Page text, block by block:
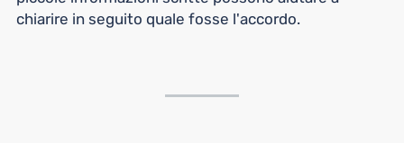
chiarire in seguito quale fosse l'accordo.